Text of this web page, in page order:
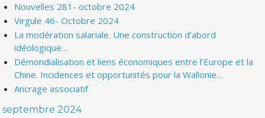
Nouvelles 281- octobre 2024
Virgule 46- Octobre 2024
La modération salariale. Une construction d’abord
idéologique…
Démondialisation et liens économiques entre l’Europe et la
Chine. Incidences et opportunités pour la Wallonie…
Ancrage associatif
septembre 2024